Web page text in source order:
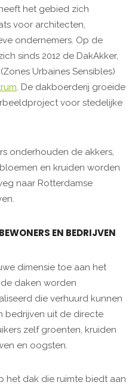
het gebied zich
voor architecten,
ondernemers. Op de
sinds 2012 de DakAkker,
(Zones Urbaines Sensibles)
. De dakboerderij groeide
voor stedelijke
onderhouden de akkers,
en kruiden worden
naar Rotterdamse
EN BEDRIJVEN
dimensie toe aan het
daken worden
die verhuurd kunnen
bedrijven uit de directe
zelf groenten, kruiden
en oogsten.
het dak die ruimte biedt aan